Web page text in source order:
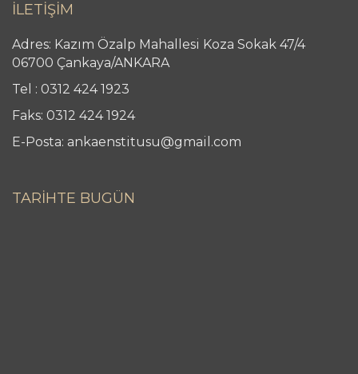
İLETİŞİM
Adres: Kazım Özalp Mahallesi Koza Sokak 47/4
06700 Çankaya/ANKARA
Tel : 0312 424 1923
Faks: 0312 424 1924
E-Posta: ankaenstitusu@gmail.com
TARİHTE BUGÜN